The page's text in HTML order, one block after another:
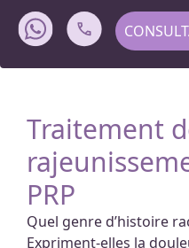
Traitement
PRP
Quel genre d’histoire
Expriment-elles la